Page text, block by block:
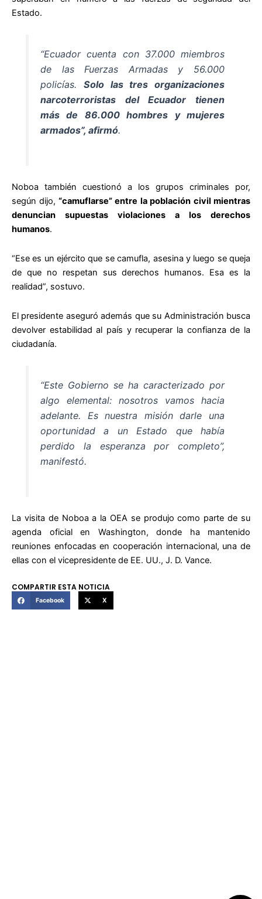
Estado.
“Ecuador cuenta con 37.000 miembros
de las Fuerzas Armadas y 56.000
policías. Solo las tres organizaciones
narcoterroristas del Ecuador tienen
más de 86.000 hombres y mujeres
armados”, afirmó.
Noboa también cuestionó a los grupos criminales por,
según dijo, “camuflarse” entre la población civil mientras
denuncian supuestas violaciones a los derechos
humanos.
“Ese es un ejército que se camufla, asesina y luego se queja
de que no respetan sus derechos humanos. Esa es la
realidad”, sostuvo.
El presidente aseguró además que su Administración busca
devolver estabilidad al país y recuperar la confianza de la
ciudadanía.
“Este Gobierno se ha caracterizado por
algo elemental: nosotros vamos hacia
adelante. Es nuestra misión darle una
oportunidad a un Estado que había
perdido la esperanza por completo”,
manifestó.
La visita de Noboa a la OEA se produjo como parte de su
agenda oficial en Washington, donde ha mantenido
reuniones enfocadas en cooperación internacional, una de
ellas con el vicepresidente de EE. UU., J. D. Vance.
COMPARTIR ESTA NOTICIA
Facebook X